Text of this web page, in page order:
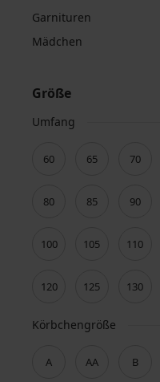
Garnituren
Mädchen
Größe
Umfang
60 65 70
80 85 90
100 105 110
120 125 130
Körbchengröße
A AA B